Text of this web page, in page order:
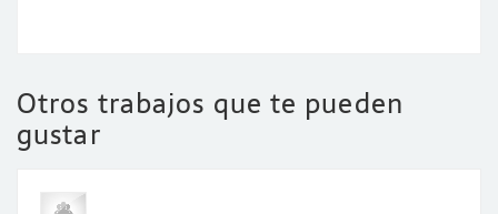
Otros trabajos que te pueden
gustar